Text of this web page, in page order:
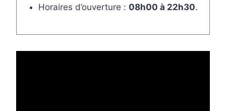
Horaires d’ouverture : 08h00 à 22h30.